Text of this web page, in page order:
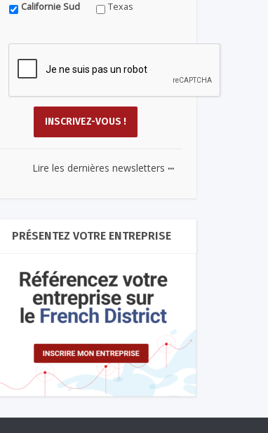
Californie Sud
Texas
Lire les dernières newsletters ...
PRÉSENTEZ VOTRE ENTREPRISE